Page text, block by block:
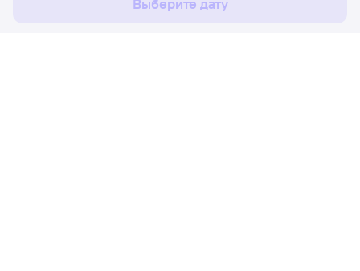
Выберите дату